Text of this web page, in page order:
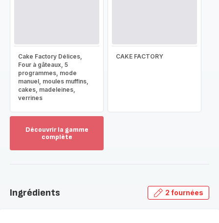
Cake Factory Délices,
Four à gâteaux, 5
programmes, mode
manuel, moules muffins,
cakes, madeleines,
verrines
CAKE FACTORY
Découvrir la gamme
complète
gamme
Ingrédients 2 fournées